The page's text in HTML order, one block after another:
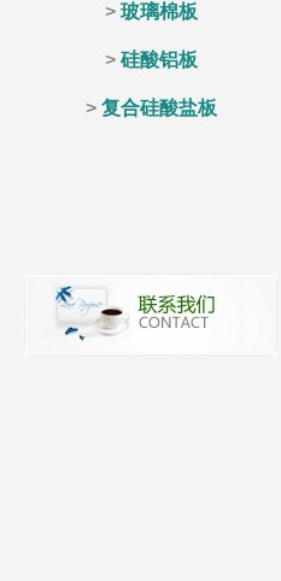
> 玻璃棉板
> 硅酸铝板
> 复合硅酸盐板